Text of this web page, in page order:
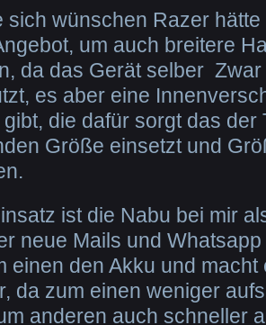
sich wünschen Razer
um auch breitere
da das Gerät selber
es aber eine
die dafür sorgt das der
Größe einsetzt und
ist die Nabu bei mir
neue Mails und
einen den Akku und
da zum einen weniger
anderen auch schneller